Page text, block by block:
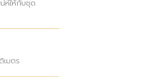
ห์ให้กับชุด
เมตร